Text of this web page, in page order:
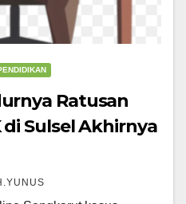
Ratusan
di Sulsel Akhirnya